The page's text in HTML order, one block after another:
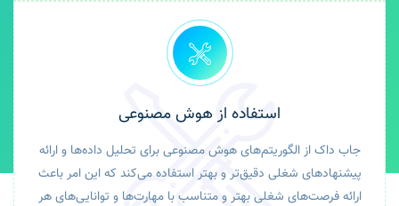
استفاده از هوش مصنوعی
جاب داک از الگوریتم‌های هوش مصنوعی برای تحلیل داده‌ها و ارائه
پیشنهادهای شغلی دقیق‌تر و بهتر استفاده می‌کند که این امر باعث
ارائه فرصت‌های شغلی بهتر و متناسب با مهارت‌ها و توانایی‌های هر